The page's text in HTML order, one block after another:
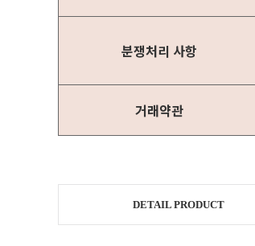
분쟁처리 사항
거래약관
DETAIL PRODUCT